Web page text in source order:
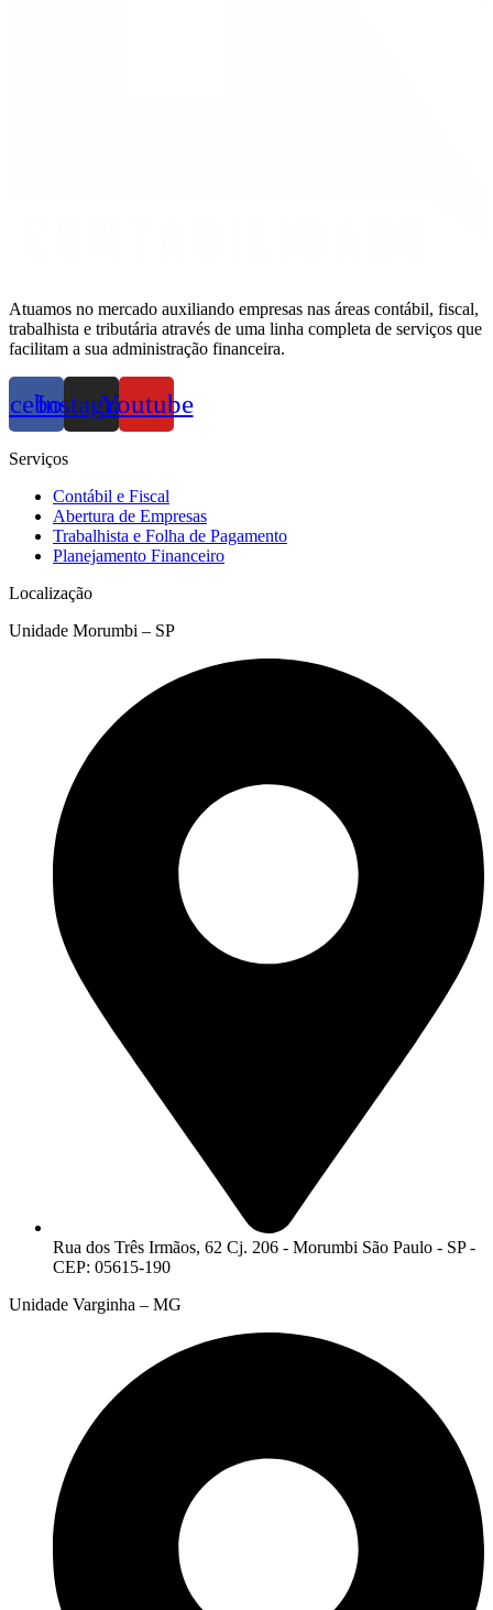
Atuamos no mercado auxiliando empresas nas áreas contábil, fiscal,
trabalhista e tributária através de uma linha completa de serviços que
facilitam a sua administração financeira.
InstagramYoutube
Serviços
Contábil e Fiscal
Abertura de Empresas
Trabalhista e Folha de Pagamento
Planejamento Financeiro
Localização
Unidade Morumbi – SP
Rua dos Três Irmãos, 62 Cj. 206 - Morumbi São Paulo - SP -
CEP: 05615-190
Unidade Varginha – MG